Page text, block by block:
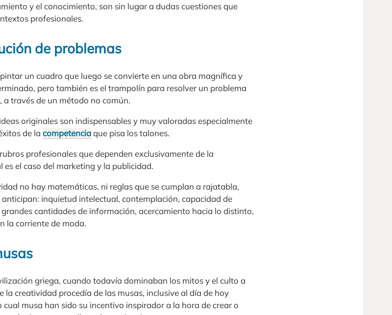
y el conocimiento, son sin lugar a dudas cuestiones que
profesionales.
de problemas
un cuadro que luego se convierte en una obra magnífica y
pero también es el trampolín para resolver un problema
través de un método no común.
originales son indispensables y muy valoradas especialmente
de la competenciaque pisa los talones.
profesionales que dependen exclusivamente de la
el caso del marketing y la publicidad.
no hay matemáticas, ni reglas que se cumplan a rajatabla,
inquietud intelectual, contemplación, capacidad de
cantidades de información, acercamiento hacia lo distinto,
la corriente de moda.
griega, cuando todavía dominaban los mitos y el culto a
la creatividad procedía de las musas, inclusive al día de hoy
musa han sido su incentivo inspirador a la hora de crear o